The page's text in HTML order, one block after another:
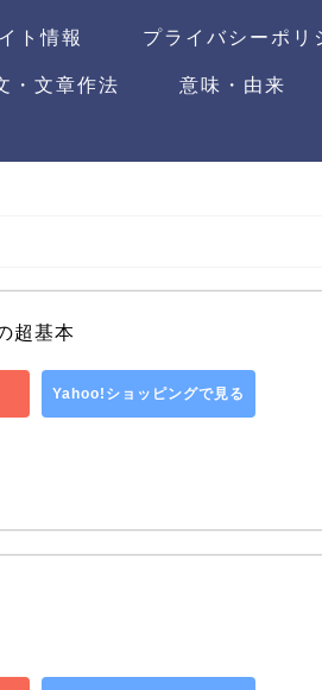
ト情報 プライバシーポリ
・文章作法 意味・由来
超基本
Yahoo!ショッピングで見る